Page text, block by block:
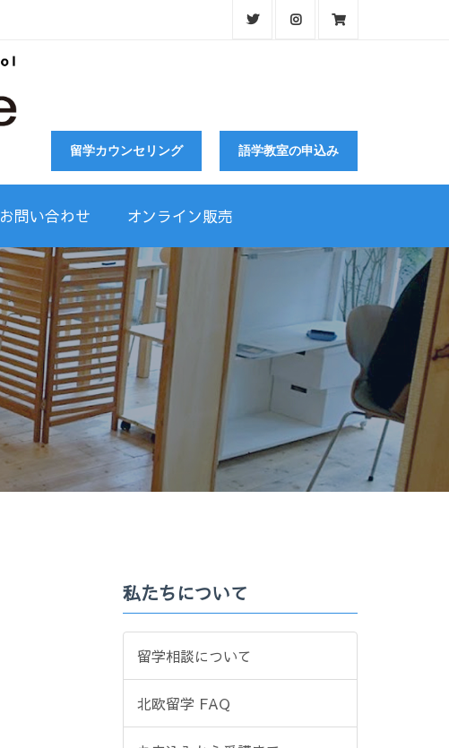
語学教室の申込み
留学カウンセリング
お問い合わせ オンライン販売
私たちについて
留学相談について
北欧留学 FAQ